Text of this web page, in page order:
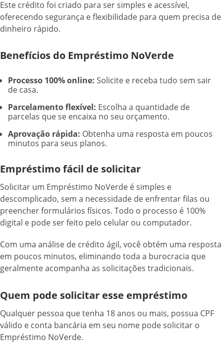
Este crédito foi criado para ser simples e acessível,
oferecendo segurança e flexibilidade para quem precisa de
dinheiro rápido.
Benefícios do Empréstimo NoVerde
Processo 100% online: Solicite e receba tudo sem sair
de casa.
Parcelamento flexível: Escolha a quantidade de
parcelas que se encaixa no seu orçamento.
Aprovação rápida: Obtenha uma resposta em poucos
minutos para seus planos.
Empréstimo fácil de solicitar
Solicitar um Empréstimo NoVerde é simples e
descomplicado, sem a necessidade de enfrentar filas ou
preencher formulários físicos. Todo o processo é 100%
digital e pode ser feito pelo celular ou computador.
Com uma análise de crédito ágil, você obtém uma resposta
em poucos minutos, eliminando toda a burocracia que
geralmente acompanha as solicitações tradicionais.
Quem pode solicitar esse empréstimo
Qualquer pessoa que tenha 18 anos ou mais, possua CPF
válido e conta bancária em seu nome pode solicitar o
Empréstimo NoVerde.